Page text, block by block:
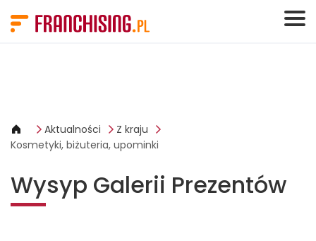
Aktualności
Z kraju
Kosmetyki, biżuteria, upominki
Wysyp Galerii Prezentów